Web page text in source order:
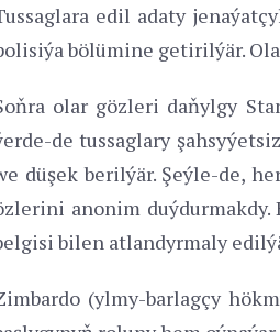
edil adaty
bölümine getirilýär.
olar gözleri daňylgy
de tussaglary
düşek berilýär. Şeýle-de,
anonim
bilen atlandyrmaly
(ylmy-barlagçy